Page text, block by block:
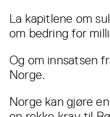
La kapitlene om
om bedring for
Og om innsatsen
Norge.
Norge kan gjøre